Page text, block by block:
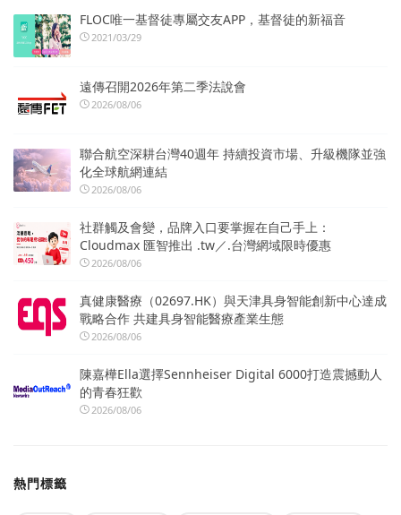
FLOC唯一基督徒專屬交友APP，基督徒的新福音
2021/03/29
遠傳召開2026年第二季法說會
2026/08/06
聯合航空深耕台灣40週年 持續投資市場、升級機隊並強
化全球航網連結
2026/08/06
社群觸及會變，品牌入口要掌握在自己手上：
Cloudmax 匯智推出 .tw／.台灣網域限時優惠
2026/08/06
真健康醫療（02697.HK）與天津具身智能創新中心達成
戰略合作 共建具身智能醫療產業生態
2026/08/06
陳嘉樺Ella選擇Sennheiser Digital 6000打造震撼動人
的青春狂歡
2026/08/06
熱門標籤